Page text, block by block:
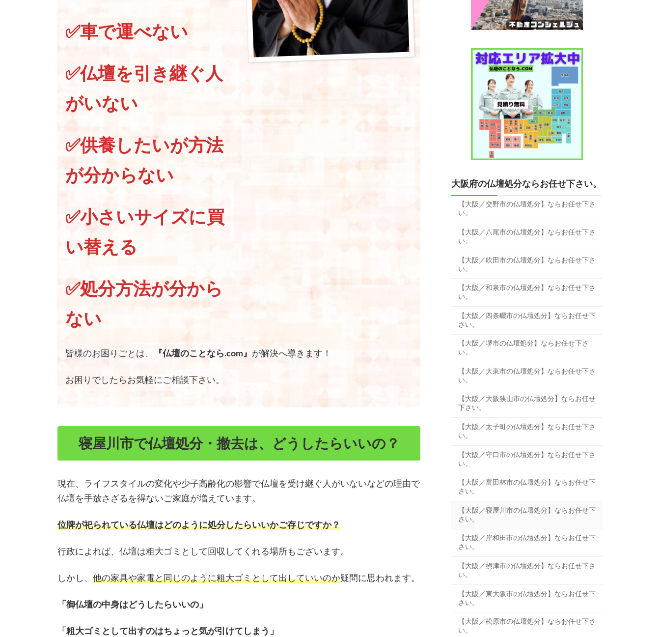
✅車で運べない
✅仏壇を引き継ぐ人
がいない
✅供養したいが方法
が分からない
✅小さいサイズに買
い替える
✅処分方法が分から
ない
皆様のお困りごとは、 『仏壇のことなら.com』 が解決へ導きます！
お困りでしたらお気軽にご相談下さい。
寝屋川市で仏壇処分・撤去は、どうしたらいいの？
現在、ライフスタイルの変化や少子高齢化の影響で仏壇を受け継ぐ人がいないなどの理由で
仏壇を手放さざるを得ないご家庭が増えています。
位牌が祀られている仏壇はどのように処分したらいいかご存じですか？
行政によれば、仏壇は粗大ゴミとして回収してくれる場所もございます。
しかし、 他の家具や家電と同じのように粗大ゴミとして出していいのか疑問に思われます。
「御仏壇の中身はどうしたらいいの」
「粗大ゴミとして出すのはちょっと気が引けてしまう」
大阪府の仏壇処分ならお任せ下さい。
【大阪／交野市の仏壇処分】ならお任せ下さ
い。
【大阪／八尾市の仏壇処分】ならお任せ下さ
い。
【大阪／吹田市の仏壇処分】ならお任せ下さ
い。
【大阪／和泉市の仏壇処分】ならお任せ下さ
い。
【大阪／四条畷市の仏壇処分】ならお任せ下
さい。
【大阪／堺市の仏壇処分】ならお任せ下さ
い。
【大阪／大東市の仏壇処分】ならお任せ下さ
い。
【大阪／大阪狭山市の仏壇処分】ならお任せ
下さい。
【大阪／太子町の仏壇処分】ならお任せ下さ
い。
【大阪／守口市の仏壇処分】ならお任せ下さ
い。
【大阪／富田林市の仏壇処分】ならお任せ下
さい。
【大阪／寝屋川市の仏壇処分】ならお任せ下
さい。
【大阪／岸和田市の仏壇処分】ならお任せ下
さい。
【大阪／摂津市の仏壇処分】ならお任せ下さ
い。
【大阪／東大阪市の仏壇処分】ならお任せ下
さい。
【大阪／松原市の仏壇処分】ならお任せ下さ
い。